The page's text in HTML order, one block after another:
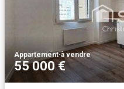
Appartement·à vendre
55 000 €